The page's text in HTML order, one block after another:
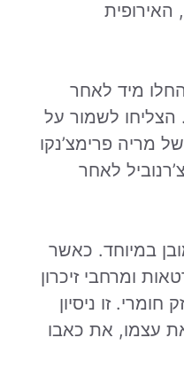
האירופית
החלו מיד לאחר
הצליחו לשמור על
מריה פרימצ’נקו
לאחר
במיוחד. כאשר
ומרחבי זיכרון
זו ניסיון
עצמו, את כאבו